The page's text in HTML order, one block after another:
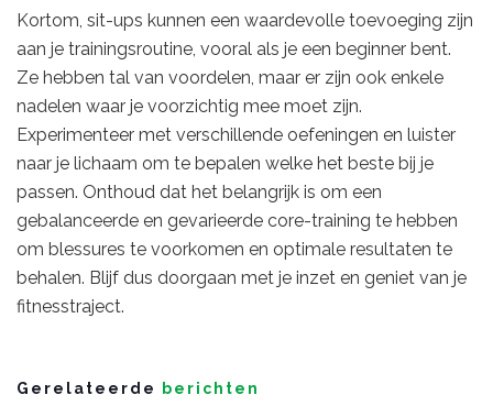
Kortom, sit-ups kunnen een waardevolle toevoeging zijn
aan je trainingsroutine, vooral als je een beginner bent.
Ze hebben tal van voordelen, maar er zijn ook enkele
nadelen waar je voorzichtig mee moet zijn.
Experimenteer met verschillende oefeningen en luister
naar je lichaam om te bepalen welke het beste bij je
passen. Onthoud dat het belangrijk is om een
gebalanceerde en gevarieerde core-training te hebben
om blessures te voorkomen en optimale resultaten te
behalen. Blijf dus doorgaan met je inzet en geniet van je
fitnesstraject.
Gerelateerde berichten